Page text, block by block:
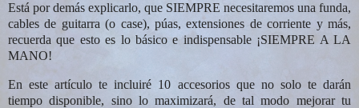
Está por demás explicarlo, que SIEMPRE necesitaremos una funda,
cables de guitarra (o case), púas, extensiones de corriente y más,
recuerda que esto es lo básico e indispensable ¡SIEMPRE A LA
MANO!
En este artículo te incluiré 10 accesorios que no solo te darán
tiempo disponible, sino lo maximizará, de tal modo mejorar tu